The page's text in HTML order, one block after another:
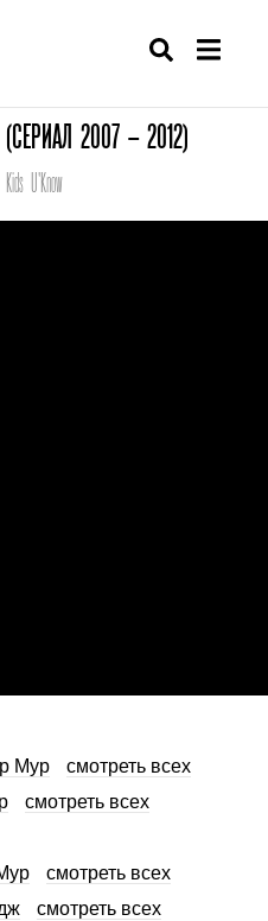
2007 – 2012)
U'Know
Мур
смотреть всех
смотреть всех
смотреть всех
смотреть всех